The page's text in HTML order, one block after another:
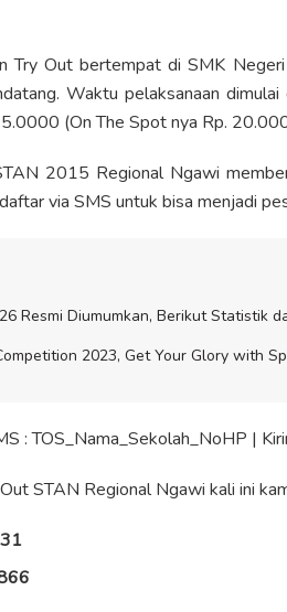
Try Out bertempat di SMK
Waktu pelaksanaan
(On The Spot nya Rp.
2015 Regional Ngawi
via SMS untuk bisa menjadi
Resmi Diumumkan, Berikut Statistik
2023, Get Your Glory with
: TOS_Nama_Sekolah_NoHP |
STAN Regional Ngawi kali ini